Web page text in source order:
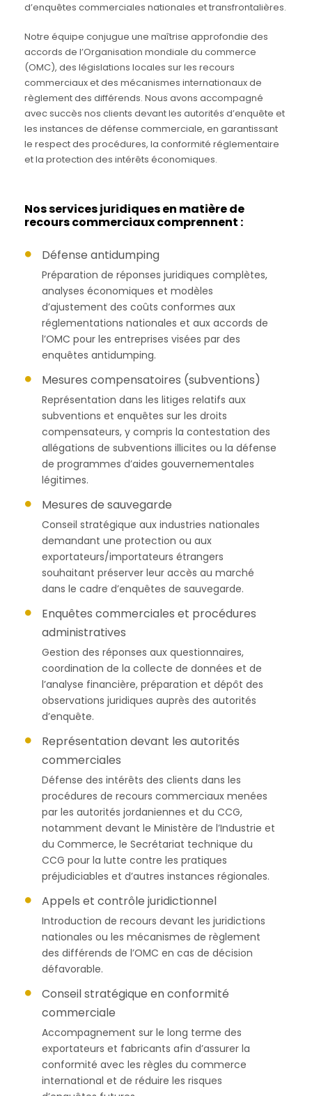
d’enquêtes commerciales nationales et transfrontalières.
Notre équipe conjugue une maîtrise approfondie des
accords de l’Organisation mondiale du commerce
(OMC), des législations locales sur les recours
commerciaux et des mécanismes internationaux de
règlement des différends. Nous avons accompagné
avec succès nos clients devant les autorités d’enquête et
les instances de défense commerciale, en garantissant
le respect des procédures, la conformité réglementaire
et la protection des intérêts économiques.
Nos services juridiques en matière de
recours commerciaux comprennent :
Défense antidumping
Préparation de réponses juridiques complètes,
analyses économiques et modèles
d’ajustement des coûts conformes aux
réglementations nationales et aux accords de
l’OMC pour les entreprises visées par des
enquêtes antidumping.
Mesures compensatoires (subventions)
Représentation dans les litiges relatifs aux
subventions et enquêtes sur les droits
compensateurs, y compris la contestation des
allégations de subventions illicites ou la défense
de programmes d’aides gouvernementales
légitimes.
Mesures de sauvegarde
Conseil stratégique aux industries nationales
demandant une protection ou aux
exportateurs/importateurs étrangers
souhaitant préserver leur accès au marché
dans le cadre d’enquêtes de sauvegarde.
Enquêtes commerciales et procédures
administratives
Gestion des réponses aux questionnaires,
coordination de la collecte de données et de
l’analyse financière, préparation et dépôt des
observations juridiques auprès des autorités
d’enquête.
Représentation devant les autorités
commerciales
Défense des intérêts des clients dans les
procédures de recours commerciaux menées
par les autorités jordaniennes et du CCG,
notamment devant le Ministère de l’Industrie et
du Commerce, le Secrétariat technique du
CCG pour la lutte contre les pratiques
préjudiciables et d’autres instances régionales.
Appels et contrôle juridictionnel
Introduction de recours devant les juridictions
nationales ou les mécanismes de règlement
des différends de l’OMC en cas de décision
défavorable.
Conseil stratégique en conformité
commerciale
Accompagnement sur le long terme des
exportateurs et fabricants afin d’assurer la
conformité avec les règles du commerce
international et de réduire les risques